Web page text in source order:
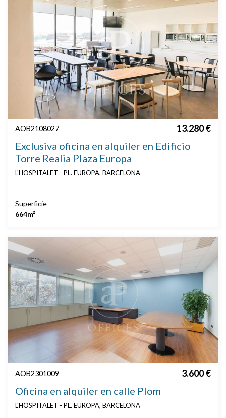
AOB2108027 13.280 €
Exclusiva oficina en alquiler en Edificio
Torre Realia Plaza Europa
L'HOSPITALET - PL. EUROPA, BARCELONA
Superficie
664m²
AOB2301009 3.600 €
Oficina en alquiler en calle Plom
L'HOSPITALET - PL. EUROPA, BARCELONA